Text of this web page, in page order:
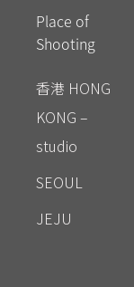
Place of
Shooting
香港 HONG
KONG –
studio
SEOUL
JEJU